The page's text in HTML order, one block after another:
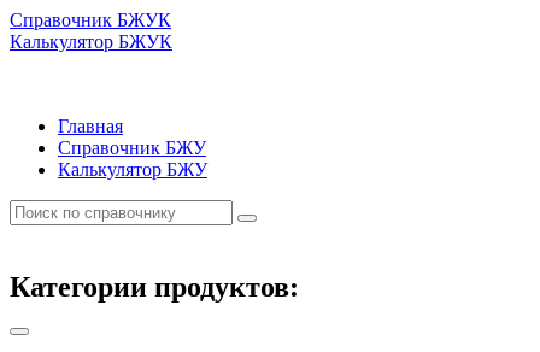
Справочник БЖУК
Калькулятор БЖУК
Главная
Справочник БЖУ
Калькулятор БЖУ
Категории продуктов: